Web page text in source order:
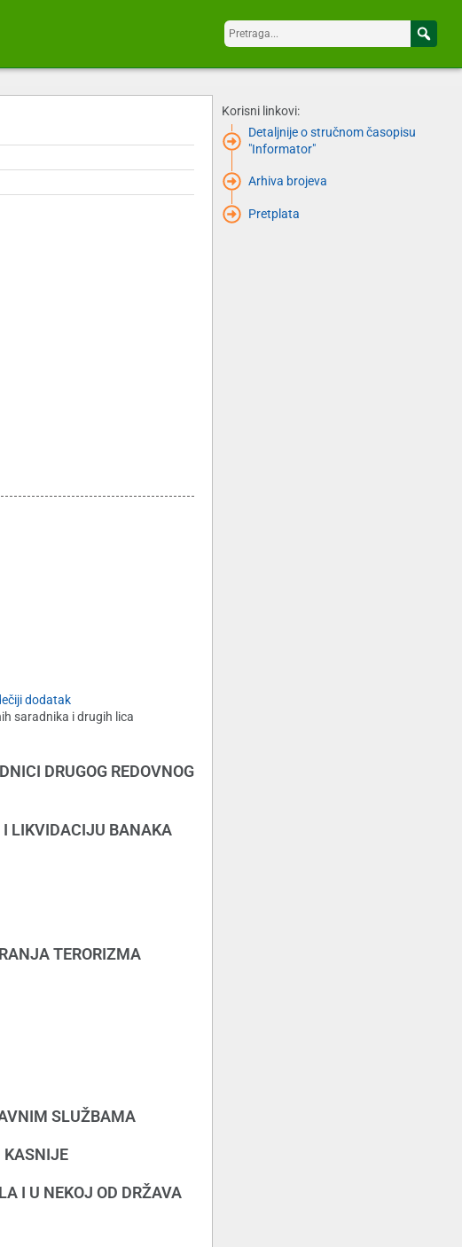
dodatak
saradnika i drugih lica
DRUGOG REDOVNOG
I LIKVIDACIJU BANAKA
TERORIZMA
SLUŽBAMA
KASNIJE
I U NEKOJ OD DRŽAVA
Korisni linkovi:
Detaljnije o stručnom časopisu
"Informator"
Arhiva brojeva
Pretplata